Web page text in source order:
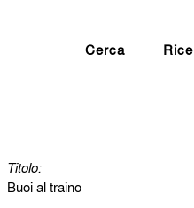
Cerca
Titolo:
Buoi al traino